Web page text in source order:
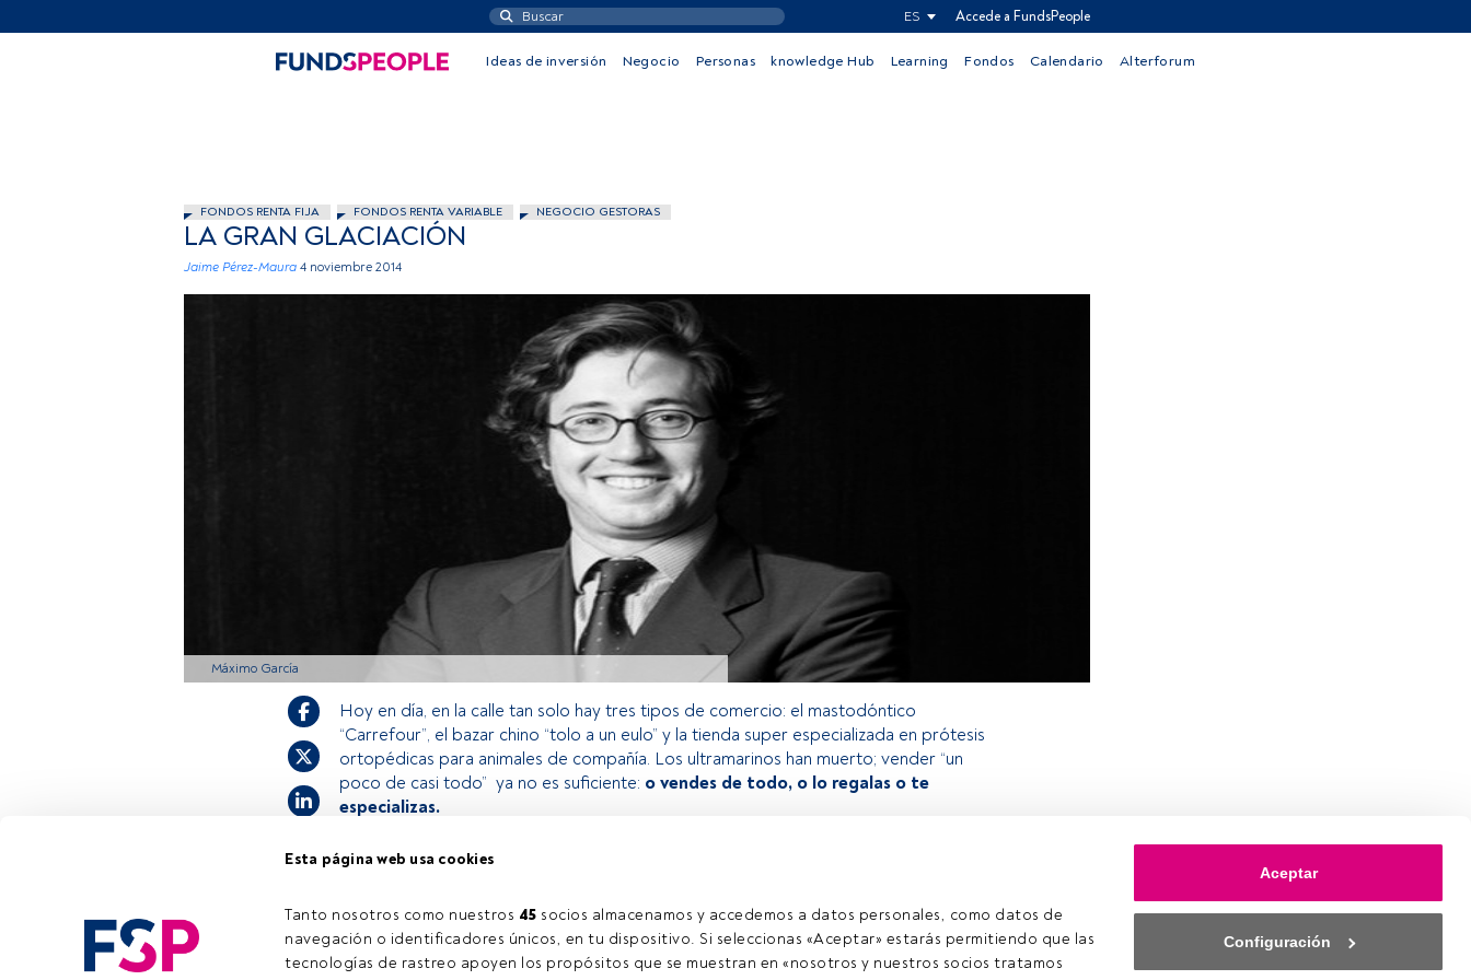
Esta página web usa cookies
Tanto nosotros como nuestros 45 socios almacenamos y accedemos a datos personales, como datos de
navegación o identificadores únicos, en tu dispositivo. Si seleccionas «Aceptar» estarás permitiendo que las
tecnologías de rastreo apoyen los propósitos que se muestran en «nosotros y nuestros socios tratamos
Aceptar
Configuración
ES Accede a FundsPeople
Ideas de inversión Negocio Personas knowledge Hub Learning Fondos Calendario Alterforum
FONDOS RENTA FIJA FONDOS RENTA VARIABLE NEGOCIO GESTORAS
LA GRAN GLACIACIÓN
Jaime Pérez-Maura 4 noviembre 2014
Máximo García
2 min.
Hoy en día, en la calle tan solo hay tres tipos de comercio: el mastodóntico
“Carrefour”, el bazar chino “tolo a un eulo” y la tienda super especializada en prótesis
ortopédicas para animales de compañía. Los ultramarinos han muerto; vender “un
poco de casi todo” ya no es suficiente: o vendes de todo, o lo regalas o te
especializas.
estás registrado, accede desde el botón Login. Si aún no tienes cuenta, te
invitamos a registrarte y disfrutar de todo el universo que ofrece FundsPeople.
Accede a FundsPeople